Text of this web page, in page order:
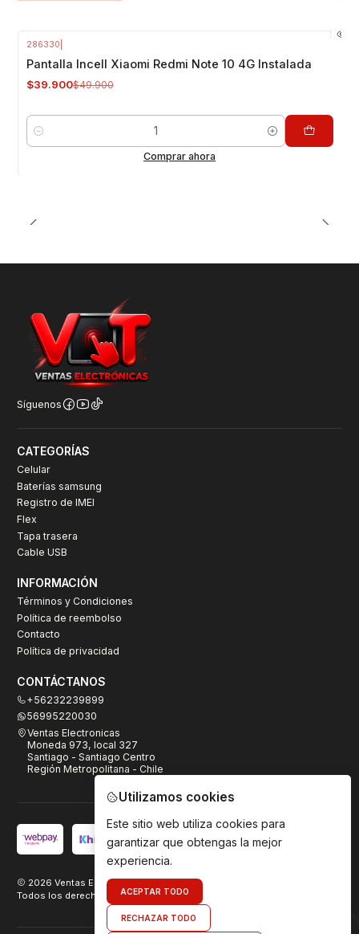
286330
Pantalla Incell Xiaomi Redmi Note 10 4G Instalada
$39.900$49.900
Cantidad
Comprar ahora
Síguenos
CATEGORÍAS
Celular
Baterías samsung
Registro de IMEI
Flex
Tapa trasera
Cable USB
INFORMACIÓN
Términos y Condiciones
Política de reembolso
Contacto
Política de privacidad
CONTÁCTANOS
+56232239899
56995220030
Ventas Electronicas
Moneda 973, local 327
Santiago - Santiago Centro
Región Metropolitana - Chile
2026 Ventas Electrónicas.
Todos los derechos reservados. Desarrollado por
Utilizamos cookies
Este sitio web utiliza cookies para
garantizar que obtengas la mejor
experiencia.
ACEPTAR TODO
RECHAZAR TODO